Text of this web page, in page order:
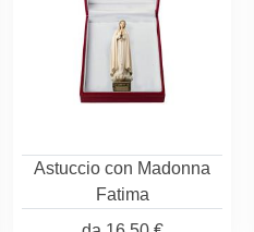
Astuccio con Madonna
Fatima